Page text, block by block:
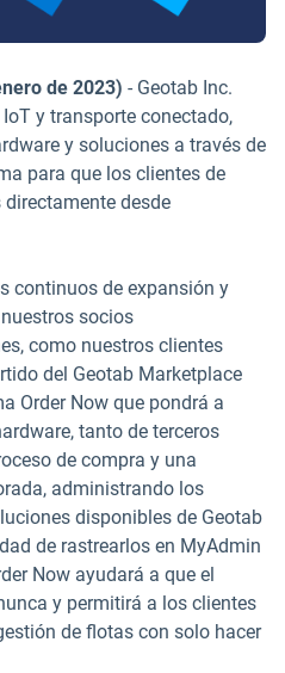
de 2023) - Geotab Inc.
y transporte conectado,
y soluciones a través de
para que los clientes de
desde
en una nueva ventana
continuos de expansión y
socios
como nuestros clientes
del Geotab Marketplace
Order Now que pondrá a
tanto de terceros
de compra y una
administrando los
disponibles de Geotab
de rastrearlos en MyAdmin
Now ayudará a que el
y permitirá a los clientes
de flotas con solo hacer